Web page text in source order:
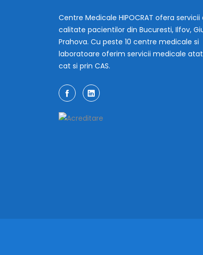
Centre Medicale HIPOCRAT ofera
calitate pacientilor din Bucuresti, Ilfov,
Prahova. Cu peste 10 centre medicale si
laboratoare oferim servicii medicale
cat si prin CAS.